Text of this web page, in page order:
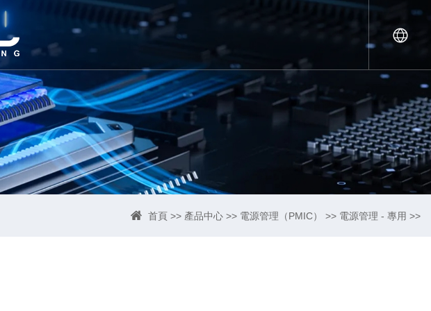
首頁 >> 產品中心 >> 電源管理（PMIC） >> 電源管理 - 專用 >>